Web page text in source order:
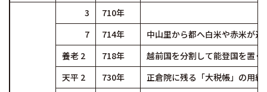
3
710年
7
714年
中山里から都へ白米や赤米が
養老 2
718年
越前国を分割して能登国を置く
天平 2
730年
正倉院に残る「大税帳」の用紙